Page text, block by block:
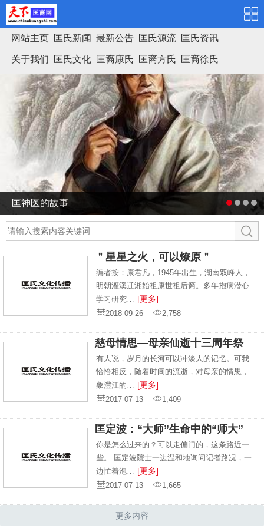
网站主页 匡氏新闻 最新公告 匡氏源流 匡氏资讯
关于我们 匡氏文化 匡裔康氏 匡裔方氏 匡裔徐氏
匡氏家谱
匡神医的故事
＂星星之火，可以燎原＂
编者按：康君凡，1945年出生，湖南双峰人，
明朝灌溪迁湘始祖康世祖后裔。多年抱病潜心
学习研究…
[更多]
2018-09-26 2,758
慈母情思—母亲仙逝十三周年祭
有人说，岁月的长河可以冲淡人的记忆。可我
恰恰相反，随着时间的流逝，对母亲的情思，
象澧江的…
[更多]
2017-07-13 1,409
匡定波：“大师”生命中的“师大”
你是怎么过来的？可以走偏门的，这条路近一
些。 匡定波院士一边温和地询问记者路况，一
边忙着泡…
[更多]
2017-07-13 1,665
更多内容